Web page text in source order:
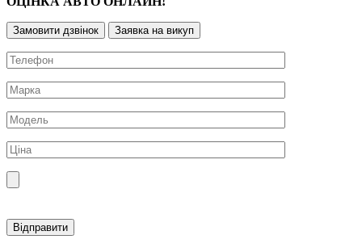
Замовити дзвінок Заявка на викуп